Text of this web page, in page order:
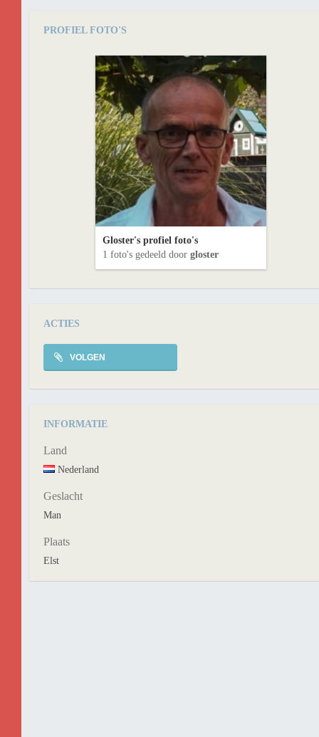
PROFIEL FOTO'S
Gloster's profiel foto's
1 foto's gedeeld door gloster
ACTIES
VOLGEN
INFORMATIE
Land
Nederland
Geslacht
Man
Plaats
Elst